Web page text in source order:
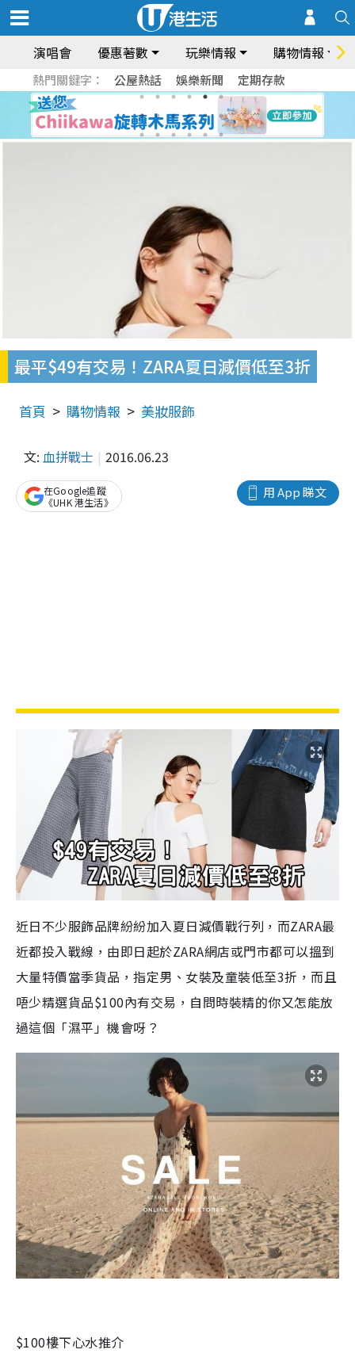
演唱會 優惠著數 玩樂情報 購物情報
熱門關鍵字： 公屋熱話 娛樂新聞 定期存款
最平$49有交易！ZARA夏日減價低至3折
首頁 購物情報 美妝服飾
文: 血拼戰士 2016.06.23
用 App 睇文
在Google追蹤
《UHK 港生活》
近日不少服飾品牌紛紛加入夏日減價戰行列，而ZARA最
近都投入戰線，由即日起於ZARA網店或門市都可以搵到
大量特價當季貨品，指定男、女裝及童裝低至3折，而且
唔少精選貨品$100內有交易，自問時裝精的你又怎能放
過這個「濕平」機會呀？
$100樓下心水推介